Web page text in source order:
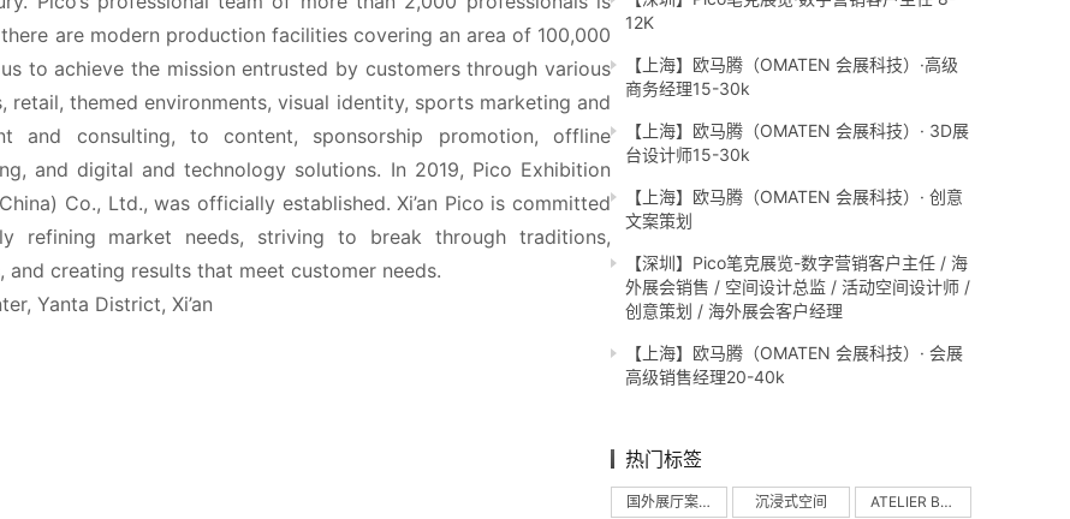
are modern production facilities covering an area of 100,000
to achieve the mission entrusted by customers through various
themed environments, visual identity, sports marketing and
and consulting, to content, sponsorship promotion, offline
and digital and technology solutions. In 2019, Pico Exhibition
Co., Ltd., was officially established. Xi’an Pico is committed
refining market needs, striving to break through traditions,
creating results that meet customer needs.
Yanta District, Xi’an
12K
【上海】欧马腾（OMATEN 会展科技）·高级
商务经理15-30k
【上海】欧马腾（OMATEN 会展科技）· 3D展
台设计师15-30k
【上海】欧马腾（OMATEN 会展科技）· 创意
文案策划
【深圳】Pico笔克展览-数字营销客户主任 / 海
外展会销售 / 空间设计总监 / 活动空间设计师 /
创意策划 / 海外展会客户经理
【上海】欧马腾（OMATEN 会展科技）· 会展
高级销售经理20-40k
热门标签
国外展厅案例 沉浸式空间 ATELIER BRÜCKNER